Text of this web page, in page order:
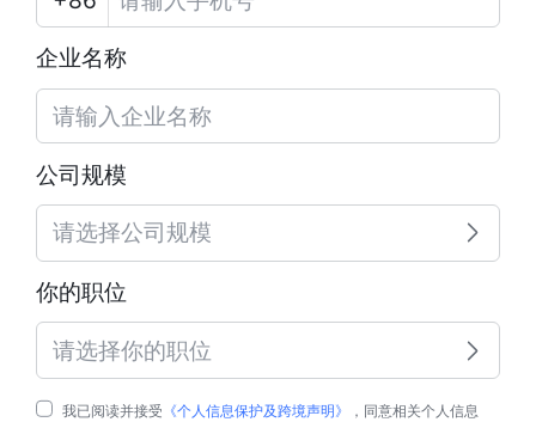
企业名称
公司规模
请选择公司规模
你的职位
请选择你的职位
我已阅读并接受 《个人信息保护及跨境声明》
，同意相关个人信息